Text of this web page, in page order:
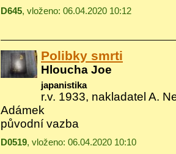
D645, vloženo: 06.04.2020 10:12
Polibky smrti
Hloucha Joe
japanistika
r.v. 1933, nakladatel A.
Adámek
původní vazba
D0519, vloženo: 06.04.2020 10:10